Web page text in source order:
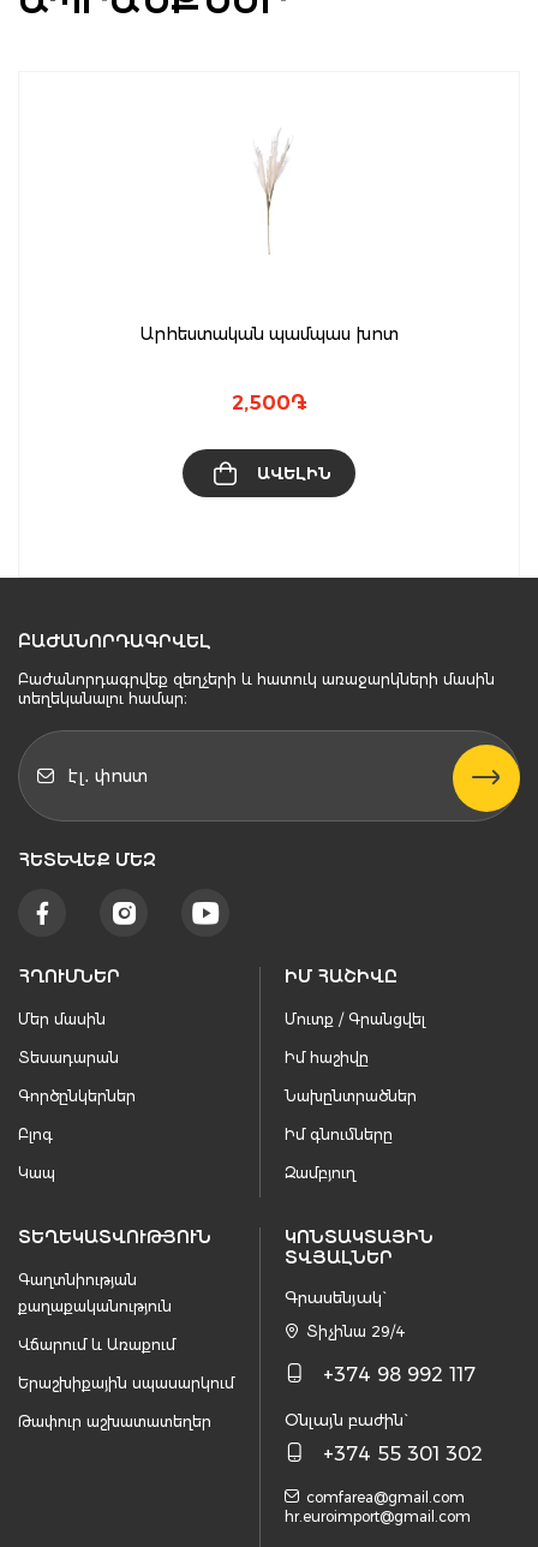
Արհեստական պամպաս խոտ
2,500֏
ԱՎԵԼԻՆ
ԲԱԺԱՆՈՐԴԱԳՐՎԵԼ
Բաժանորդագրվեք զեղչերի և հատուկ առաջարկների մասին
տեղեկանալու համար։
ՀԵՏԵՒԵՔ ՄԵԶ
ՀՂՈՒՄՆԵՐ
Մեր մասին
Տեսադարան
Գործընկերներ
Բլոգ
Կապ
ԻՄ ՀԱՇԻՎԸ
Մուտք / Գրանցվել
Իմ հաշիվը
Նախընտրածներ
Իմ գնումները
Զամբյուղ
ՏԵՂԵԿԱՏՎՈՒԹՅՈՒՆ
Գաղտնիության
քաղաքականություն
Վճարում և Առաքում
Երաշխիքային սպասարկում
Թափուր աշխատատեղեր
ԿՈՆՏԱԿՏԱՅԻՆ
ՏՎՅԱԼՆԵՐ
Գրասենյակ`
Տիչինա 29/4
+374 98 992 117
Օնլայն բաժին`
+374 55 301 302
comfarea@gmail.com
hr.euroimport@gmail.com